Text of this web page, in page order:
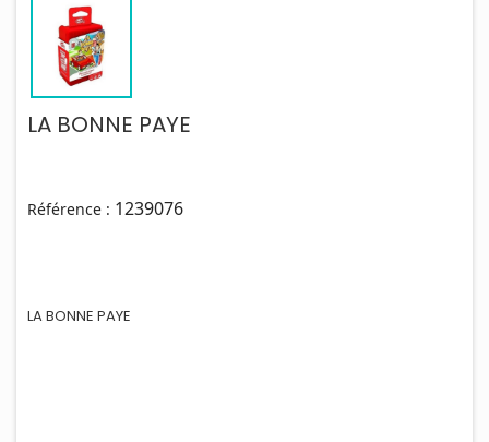
LA BONNE PAYE
Référence : 1239076
LA BONNE PAYE